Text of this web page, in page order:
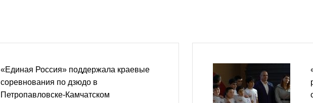
«Единая Россия» поддержала краевые
соревнования по дзюдо в
Петропавловске-Камчатском